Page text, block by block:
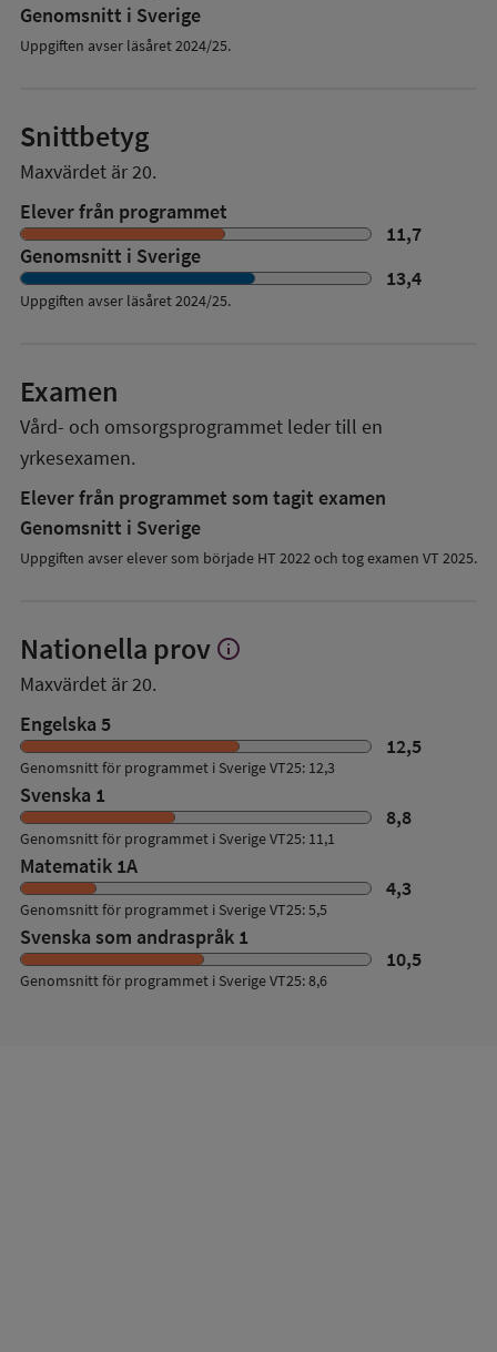
Genomsnitt i Sverige
Uppgiften avser läsåret 2024/25.
Snittbetyg
Maxvärdet är 20.
Elever från programmet
11,7
Genomsnitt i Sverige
13,4
Uppgiften avser läsåret2024/25.
Examen
Vård- och omsorgsprogrammet leder till en
yrkesexamen.
Elever från programmet som tagit examen
Genomsnitt i Sverige
Uppgiften avser elever som började HT 2022 och tog examen VT 2025.
Nationella prov Visa
prov
info
Maxvärdet är 20.
Engelska 5
12,5
Genomsnitt för programmet i Sverige VT25: 12,3
Svenska 1
8,8
Genomsnitt för programmet i Sverige VT25: 11,1
Matematik 1A
4,3
Genomsnitt för programmet i Sverige VT25: 5,5
Svenska som andraspråk 1
10,5
Genomsnitt för programmet i Sverige VT25: 8,6